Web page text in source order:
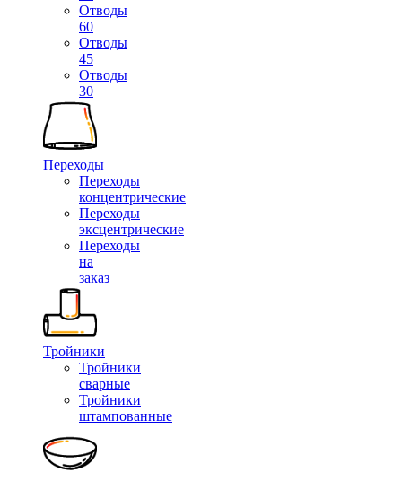
Отводы
60
Отводы
45
Отводы
30
Переходы
Переходы
концентрические
Переходы
эксцентрические
Переходы
на
заказ
Тройники
Тройники
сварные
Тройники
штампованные